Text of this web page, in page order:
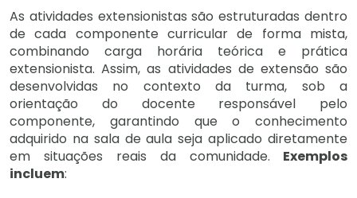
As atividades extensionistas são estruturadas dentro
de cada componente curricular de forma mista,
combinando carga horária teórica e prática
extensionista. Assim, as atividades de extensão são
desenvolvidas no contexto da turma, sob a
orientação do docente responsável pelo
componente, garantindo que o conhecimento
adquirido na sala de aula seja aplicado diretamente
em situações reais da comunidade. Exemplos
incluem: